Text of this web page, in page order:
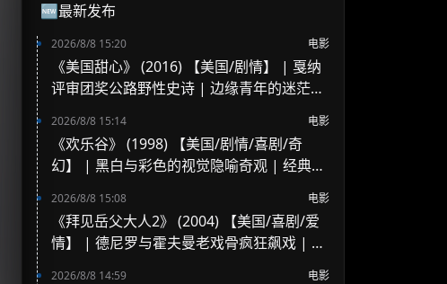
🆕最新发布
2026/8/8 15:20 电影
《美国甜心》 (2016) 【美国/剧情】 | 戛纳
评审团奖公路野性史诗 | 边缘青年的迷茫、
2026/8/8 15:14 电影
《欢乐谷》 (1998) 【美国/剧情/喜剧/奇
幻】 | 黑白与彩色的视觉隐喻奇观 | 经典反
2026/8/8 15:08 电影
《拜见岳父大人2》 (2004) 【美国/喜剧/爱
情】 | 德尼罗与霍夫曼老戏骨疯狂飙戏 | 经
2026/8/8 14:59 电影